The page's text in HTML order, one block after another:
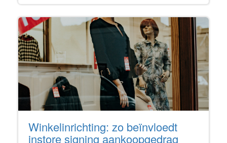
Winkelinrichting: zo beïnvloedt
instore signing aankoopgedrag